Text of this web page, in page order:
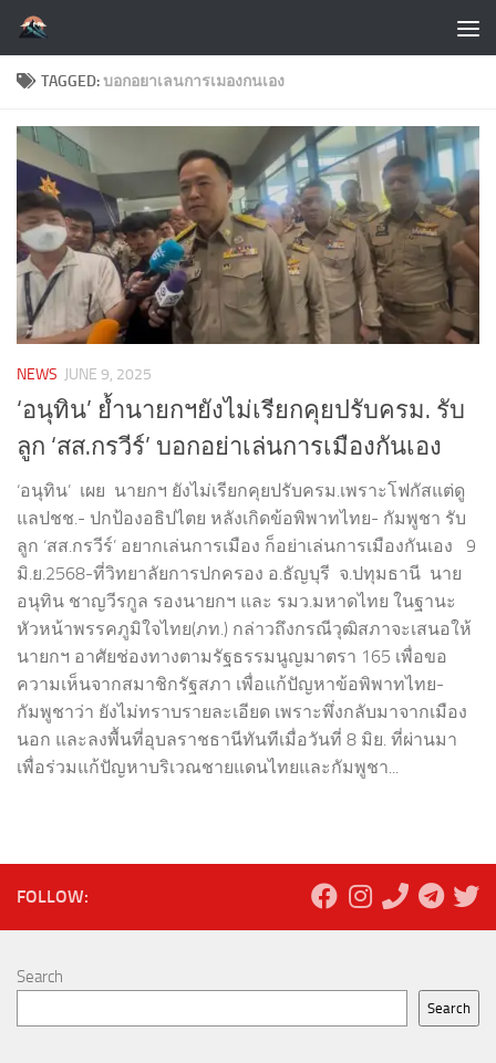
Skip to content
TAGGED:บอกอยาเลนการเมองกนเอง
NEWS JUNE 9, 2025
‘อนุทิน’ ย้ำนายกฯยังไม่เรียกคุยปรับครม. รับ
ลูก ‘สส.กรวีร์’ บอกอย่าเล่นการเมืองกันเอง
‘อนุทิน’ เผย นายกฯ ยังไม่เรียกคุยปรับครม.เพราะโฟกัสแต่ดู
แลปชช.- ปกป้องอธิปไตย หลังเกิดข้อพิพาทไทย- กัมพูชา รับ
ลูก ‘สส.กรวีร์’ อยากเล่นการเมือง ก็อย่าเล่นการเมืองกันเอง 9
มิ.ย.2568-ที่วิทยาลัยการปกครอง อ.ธัญบุรี จ.ปทุมธานี นาย
อนุทิน ชาญวีรกูล รองนายกฯ และ รมว.มหาดไทย ในฐานะ
หัวหน้าพรรคภูมิใจไทย(ภท.) กล่าวถึงกรณีวุฒิสภาจะเสนอให้
นายกฯ อาศัยช่องทางตามรัฐธรรมนูญมาตรา 165 เพื่อขอ
ความเห็นจากสมาชิกรัฐสภา เพื่อแก้ปัญหาข้อพิพาทไทย-
กัมพูชาว่า ยังไม่ทราบรายละเอียด เพราะพึ่งกลับมาจากเมือง
นอก และลงพื้นที่อุบลราชธานีทันทีเมื่อวันที่ 8 มิย. ที่ผ่านมา
เพื่อร่วมแก้ปัญหาบริเวณชายแดนไทยและกัมพูชา...
FOLLOW:
Search
Search